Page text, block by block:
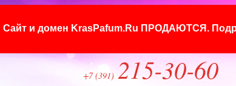
Сайт и домен KrasPafum.Ru ПРОДАЮТСЯ.
+7 (391) 215-30-60